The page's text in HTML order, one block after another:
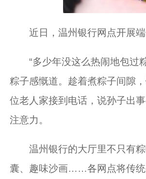
近日，温州银行网点开展
“多少年没这么热闹地包过粽
粽子感慨道。趁着煮粽子间隙
位老人家接到电话，说孙子出
注意力。
温州银行的大厅里不只有粽
囊、趣味沙画……各网点将传